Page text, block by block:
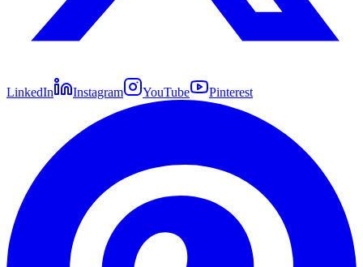
LinkedIn Instagram YouTube Pinterest